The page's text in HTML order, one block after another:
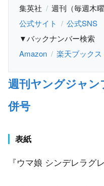
集英社
週刊（毎週木曜
公式サイト
公式SNS
▼バックナンバー検索
Amazon
楽天ブックス
週刊ヤングジャン
併号
表紙
『ウマ娘 シンデレラグレ